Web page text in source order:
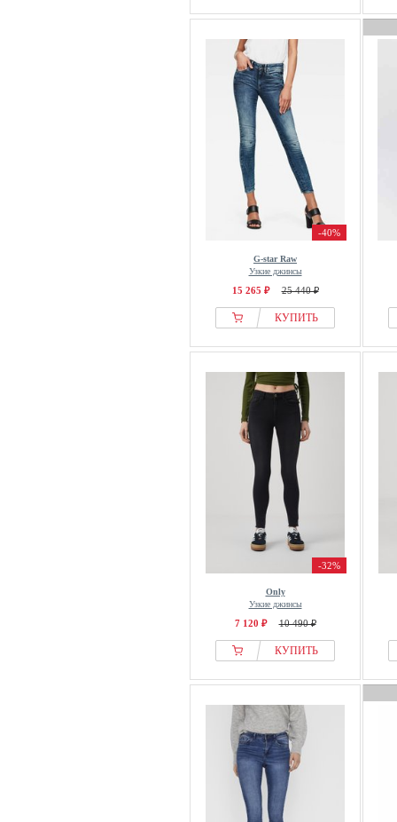
-40%
G-star Raw
Узкие джинсы
15 265 ₽ 25 440 ₽
КУПИТЬ
-32%
Only
Узкие джинсы
7 120 ₽ 10 490 ₽
КУПИТЬ